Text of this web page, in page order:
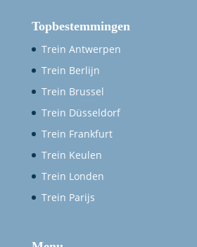
Topbestemmingen
Trein Antwerpen
Trein Berlijn
Trein Brussel
Trein Düsseldorf
Trein Frankfurt
Trein Keulen
Trein Londen
Trein Parijs